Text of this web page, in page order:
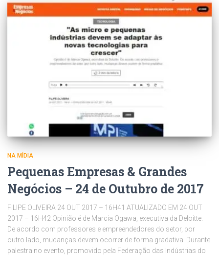
NA MÍDIA
Pequenas Empresas & Grandes
Negócios – 24 de Outubro de 2017
FILIPE OLIVEIRA 24 OUT 2017 – 16H41 ATUALIZADO EM 24 OUT
2017 – 16H42 Opinião é de Marcia Ogawa, executiva da Deloitte.
De acordo com professores e empreendedores do setor, por
outro lado, mudanças devem ocorrer de forma gradativa. Durante
palestra no evento, promovido pela Federação das Indústrias do